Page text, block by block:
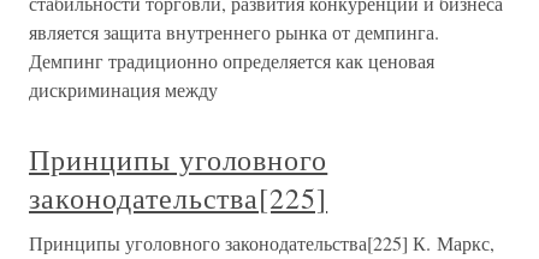
является защита внутреннего рынка от демпинга.
Демпинг традиционно определяется как ценовая
дискриминация между
Принципы уголовного
законодательства[225]
Принципы уголовного законодательства[225] К. Маркс,